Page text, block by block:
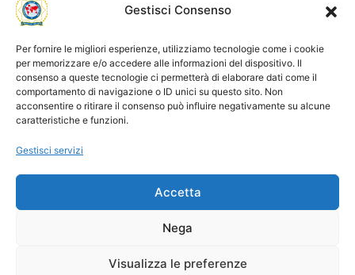
Gestisci Consenso
Per fornire le migliori esperienze, utilizziamo tecnologie come i cookie
per memorizzare e/o accedere alle informazioni del dispositivo. Il
consenso a queste tecnologie ci permetterà di elaborare dati come il
comportamento di navigazione o ID unici su questo sito. Non
acconsentire o ritirare il consenso può influire negativamente su alcune
caratteristiche e funzioni.
Gestisci servizi
Accetta
Nega
Visualizza le preferenze
Utility
Visite di oggi: 22
Visite totali: 13991
Area gestione
© 2025 I.P.A. Italia E.T.S. n. 36463 – Via Niccolò Copernico nr.